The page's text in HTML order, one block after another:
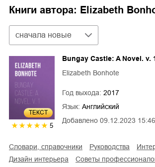
Книги автора: Elizabeth
Сортировка
сначала новые
ТЕКСТ
5
Добавлено 09.12.2023 15:46
Bungay Castle: A Novel. v.
Elizabeth Bonhote
Год выхода: 2017
Язык: Английский
словари, справочники руководства
дизайн интерьера
советы